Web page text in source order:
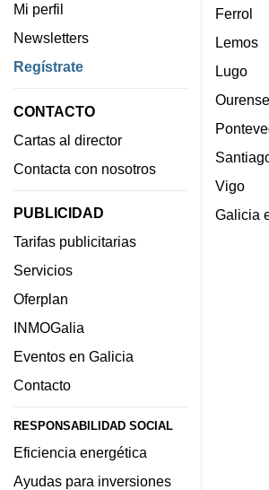
Mi perfil
Newsletters
Regístrate
CONTACTO
Cartas al director
Contacta con nosotros
PUBLICIDAD
Tarifas publicitarias
Servicios
Oferplan
INMOGalia
Eventos en Galicia
Contacto
RESPONSABILIDAD SOCIAL
Eficiencia energética
Ayudas para inversiones
Ferrol
Lemos
Lugo
Ourense
Vigo
Galicia